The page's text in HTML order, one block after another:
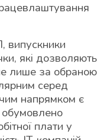
випускники
які дозволяють
лише за обраною
серед
напрямком є
обумовлено
плати у